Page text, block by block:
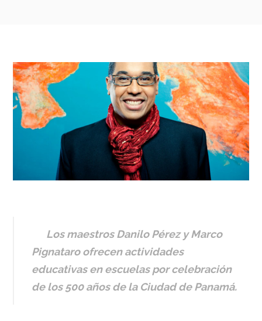
Los maestros Danilo Pérez y Marco
Pignataro ofrecen actividades
educativas en escuelas por celebración
de los 500 años de la Ciudad de Panamá.